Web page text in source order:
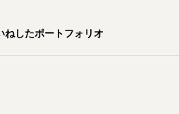
ねしたポートフォリオ